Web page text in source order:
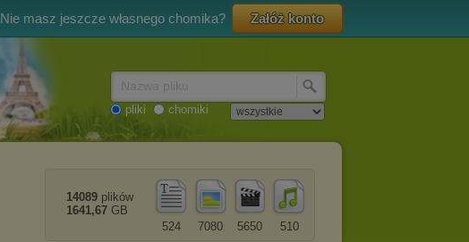
Nie masz jeszcze własnego chomika? Załóż konto
pliki chomiki
510
5650
7080
524
14089 plików
1641,67 GB